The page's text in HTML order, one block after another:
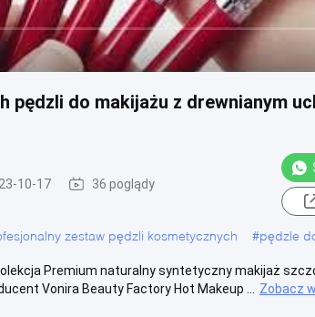
pędzli do makijażu z drewnianym
10-17 36 poglądy
zestaw pędzli kosmetycznych #pędzle
Premium naturalny syntetyczny makijaż
Vonira Beauty Factory Hot Makeup ...
Zobacz